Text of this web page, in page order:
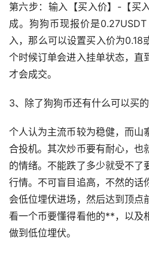
第六步：输入【买入价】-【买
成。狗狗币现报价是
入，那么可以设置买入价为0.18
个时候订单会进入挂单状态，直
才会成交。
3、除了狗狗币还有什么可以买的
个人认为主流币较为稳健，而山
合投机。其次炒币要有耐心，也
的情绪。不能跌了多少就受不了
行情。不可盲目追高，不然的话
会低位埋伏进场，然后达到顶点
看一个币要懂得看他的**，以及
做到低位埋伏。